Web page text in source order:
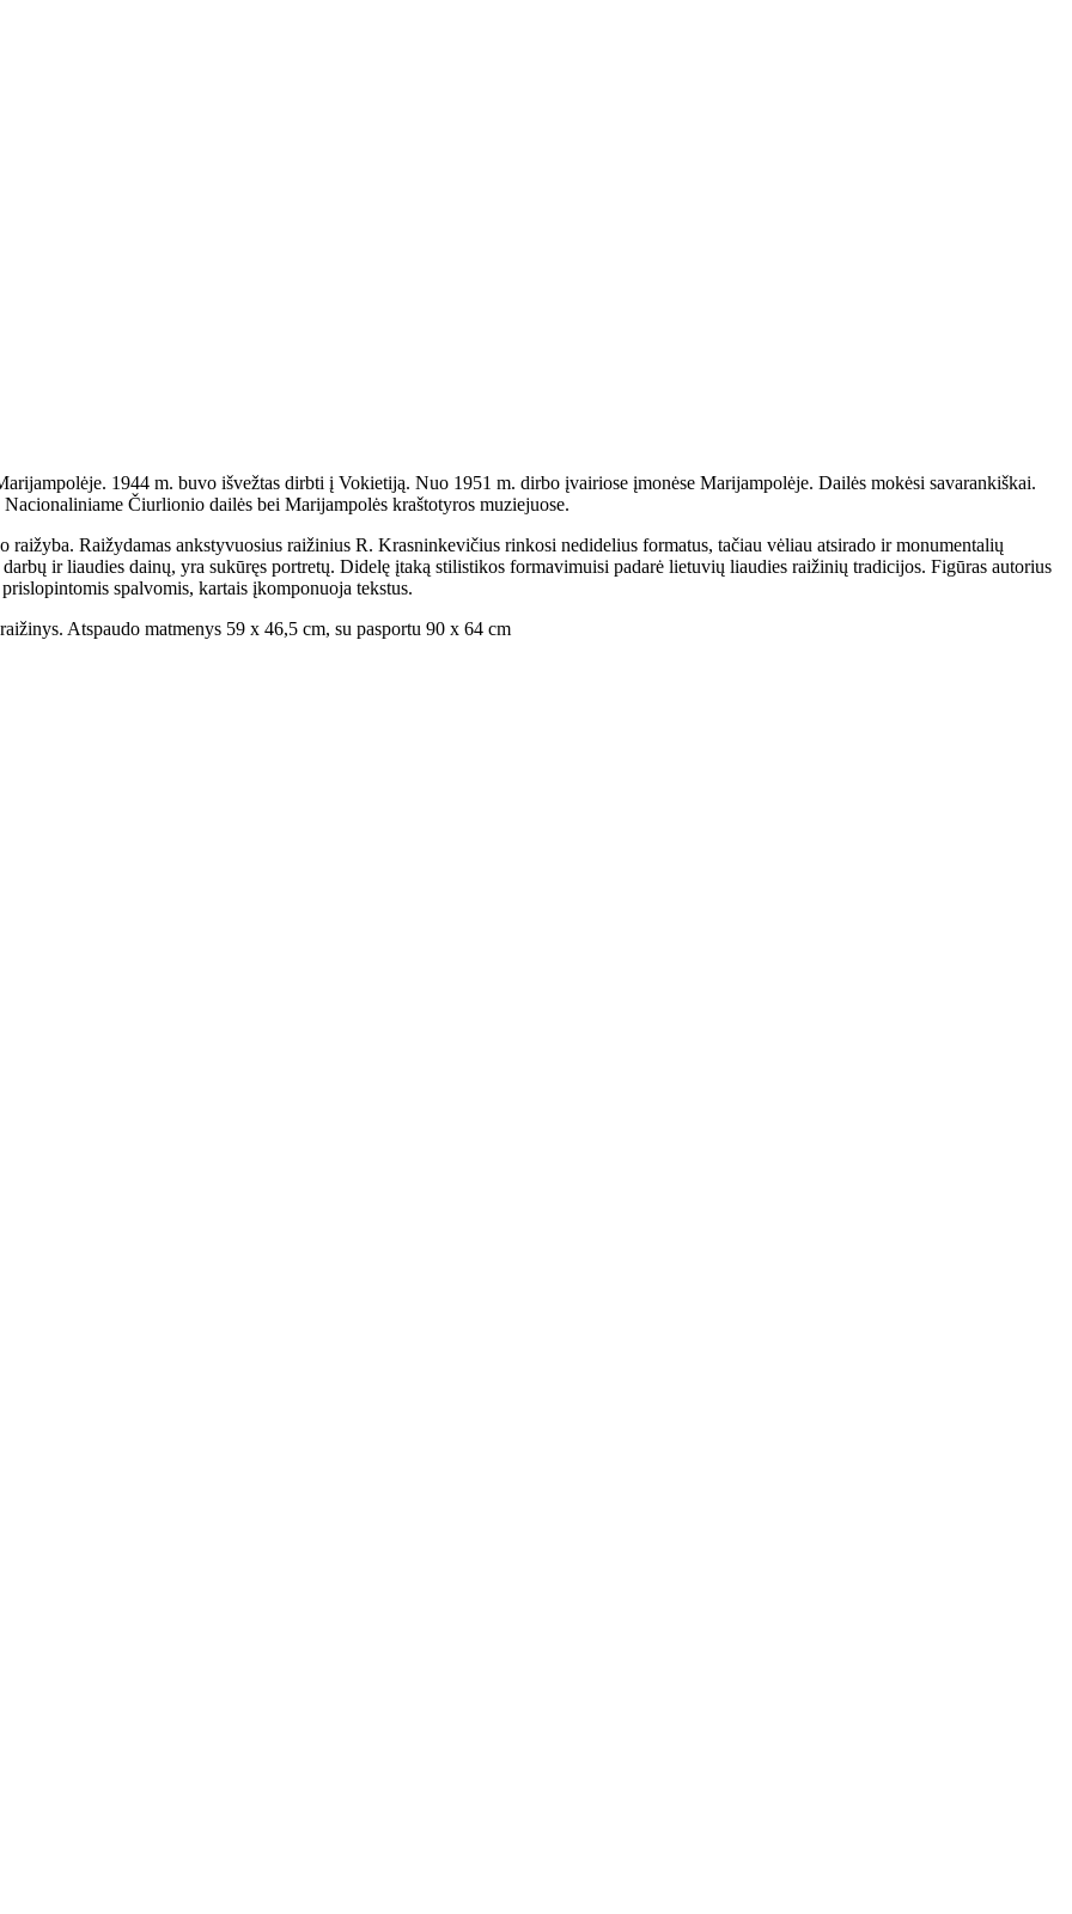
1944 m. buvo išvežtas dirbti į Vokietiją. Nuo 1951 m. dirbo įvairiose įmonėse Marijampolėje. Dailės mokėsi savarankiškai.
Čiurlionio dailės bei Marijampolės kraštotyros muziejuose.
raižyba. Raižydamas ankstyvuosius raižinius R. Krasninkevičius rinkosi nedidelius formatus, tačiau vėliau atsirado ir monumentalių
ir liaudies dainų, yra sukūręs portretų. Didelę įtaką stilistikos formavimuisi padarė lietuvių liaudies raižinių tradicijos. Figūras autorius
spalvomis, kartais įkomponuoja tekstus.
Atspaudo matmenys 59 x 46,5 cm, su pasportu 90 x 64 cm